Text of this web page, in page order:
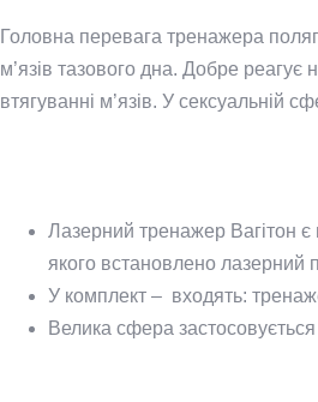
Головна перевага тренажера
м’язів тазового дна. Добре реагує
втягуванні м’язів. У сексуальній
Лазерний тренажер Вагітон є
якого встановлено лазерний
У комплект – входять:
Велика сфера